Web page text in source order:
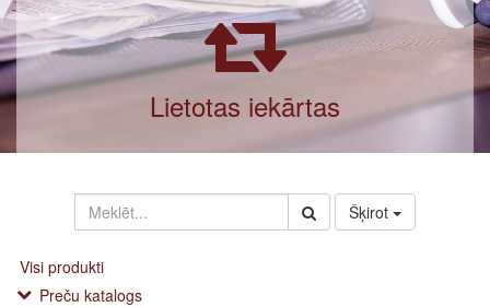
Lietotas iekārtas
Šķirot
Visi produkti
Preču katalogs